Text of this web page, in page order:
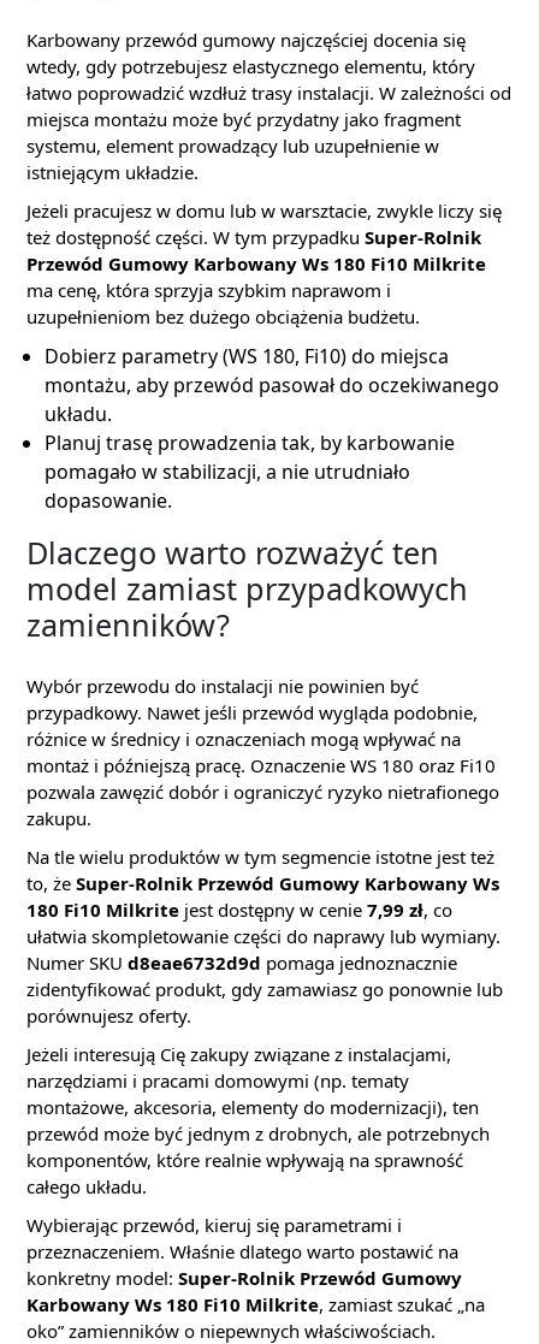
Karbowany przewód gumowy najczęściej docenia się
wtedy, gdy potrzebujesz elastycznego elementu, który
łatwo poprowadzić wzdłuż trasy instalacji. W zależności od
miejsca montażu może być przydatny jako fragment
systemu, element prowadzący lub uzupełnienie w
istniejącym układzie.
Jeżeli pracujesz w domu lub w warsztacie, zwykle liczy się
też dostępność części. W tym przypadku Super-Rolnik
Przewód Gumowy Karbowany Ws 180 Fi10 Milkrite
ma cenę, która sprzyja szybkim naprawom i
uzupełnieniom bez dużego obciążenia budżetu.
Dobierz parametry (WS 180, Fi10) do miejsca
montażu, aby przewód pasował do oczekiwanego
układu.
Planuj trasę prowadzenia tak, by karbowanie
pomagało w stabilizacji, a nie utrudniało
dopasowanie.
Dlaczego warto rozważyć ten
model zamiast przypadkowych
zamienników?
Wybór przewodu do instalacji nie powinien być
przypadkowy. Nawet jeśli przewód wygląda podobnie,
różnice w średnicy i oznaczeniach mogą wpływać na
montaż i późniejszą pracę. Oznaczenie WS 180 oraz Fi10
pozwala zawęzić dobór i ograniczyć ryzyko nietrafionego
zakupu.
Na tle wielu produktów w tym segmencie istotne jest też
to, że Super-Rolnik Przewód Gumowy Karbowany Ws
180 Fi10 Milkrite jest dostępny w cenie 7,99 zł, co
ułatwia skompletowanie części do naprawy lub wymiany.
Numer SKU d8eae6732d9d pomaga jednoznacznie
zidentyfikować produkt, gdy zamawiasz go ponownie lub
porównujesz oferty.
Jeżeli interesują Cię zakupy związane z instalacjami,
narzędziami i pracami domowymi (np. tematy
montażowe, akcesoria, elementy do modernizacji), ten
przewód może być jednym z drobnych, ale potrzebnych
komponentów, które realnie wpływają na sprawność
całego układu.
Wybierając przewód, kieruj się parametrami i
przeznaczeniem. Właśnie dlatego warto postawić na
konkretny model: Super-Rolnik Przewód Gumowy
Karbowany Ws 180 Fi10 Milkrite, zamiast szukać „na
oko” zamienników o niepewnych właściwościach.